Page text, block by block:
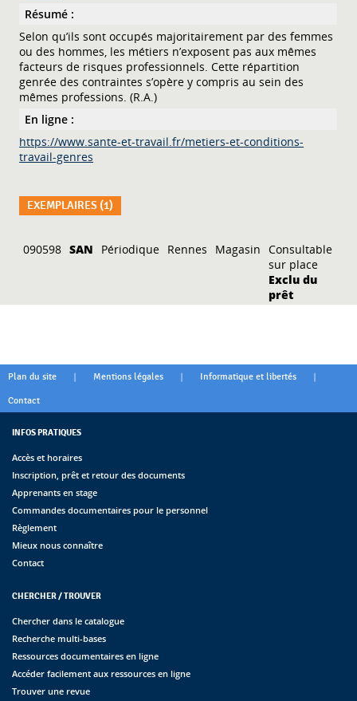
Résumé :
Selon qu’ils sont occupés majoritairement par des femmes
ou des hommes, les métiers n’exposent pas aux mêmes
facteurs de risques professionnels. Cette répartition
genrée des contraintes s’opère y compris au sein des
mêmes professions. (R.A.)
En ligne :
https://www.sante-et-travail.fr/metiers-et-conditions-
travail-genres
EXEMPLAIRES (1)
Liste des exemplaires
090598 SAN Périodique Rennes Magasin Consultable
sur place
Exclu du
prêt
Plan du site | Mentions légales | Informatique et libertés |
Contact
INFOS PRATIQUES
Accès et horaires
Inscription, prêt et retour des documents
Apprenants en stage
Commandes documentaires pour le personnel
Règlement
Mieux nous connaître
Contact
CHERCHER / TROUVER
Chercher dans le catalogue
Recherche multi-bases
Ressources documentaires en ligne
Accéder facilement aux ressources en ligne
Trouver une revue